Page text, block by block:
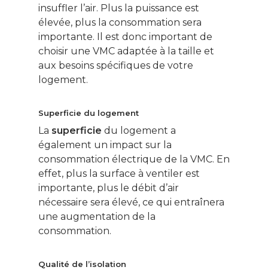
insuffler l’air. Plus la puissance est
élevée, plus la consommation sera
importante. Il est donc important de
choisir une VMC adaptée à la taille et
aux besoins spécifiques de votre
logement.
Superficie du logement
La superficie du logement a
également un impact sur la
consommation électrique de la VMC. En
effet, plus la surface à ventiler est
importante, plus le débit d’air
nécessaire sera élevé, ce qui entraînera
une augmentation de la
consommation.
Qualité de l’isolation